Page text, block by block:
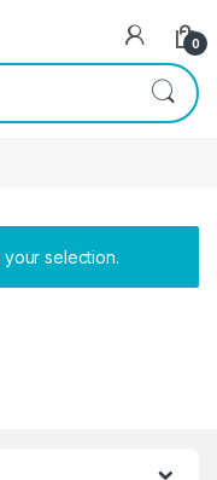
0
selection.